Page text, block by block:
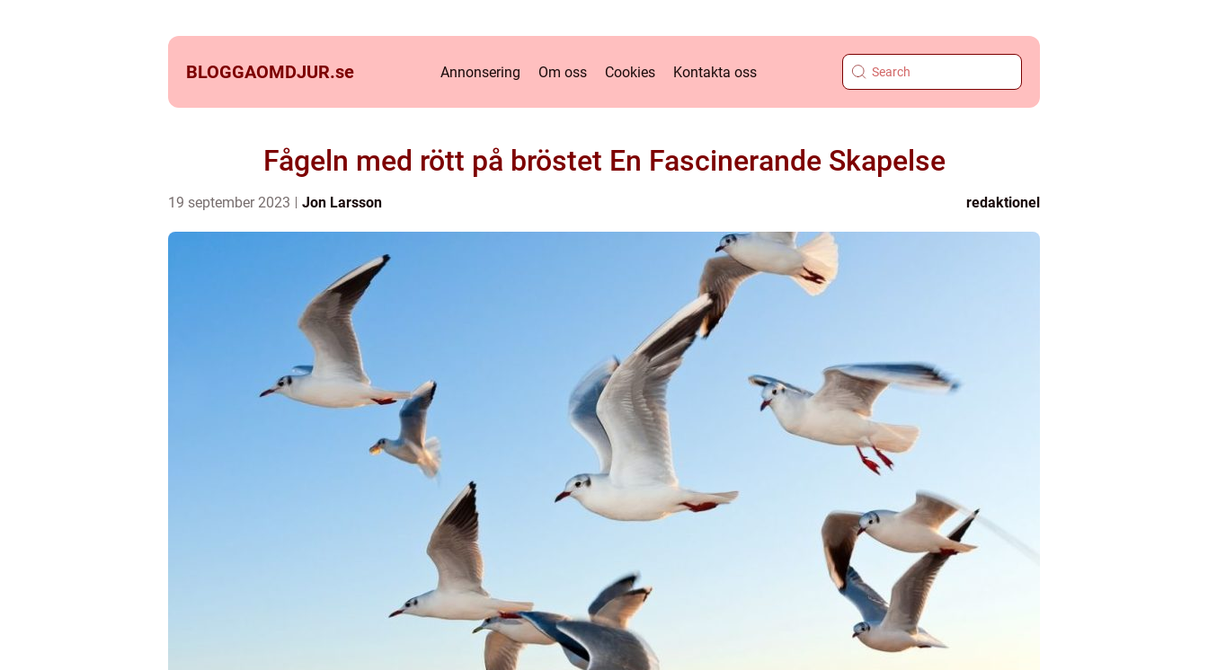
BLOGGAOMDJUR.se Annonsering Om oss Cookies Kontakta oss
Fågeln med rött på bröstet En Fascinerande Skapelse
19 september 2023 Jon Larsson redaktionel